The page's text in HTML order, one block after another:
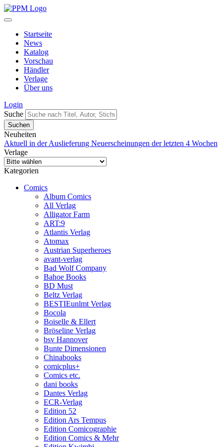
Startseite
News
Katalog
Vorschau
Händler
Verlage
Über uns
Login
Suche
Neuheiten
Aktuell in der Auslieferung Neuerscheinungen der letzten 4 Wochen
Verlage
Kategorien
Comics
Album Comics
All Verlag
Alligator Farm
ART:9
Atlantis Verlag
Atomax
Austrian Superheroes
avant-verlag
Bad Wolf Company
Bahoe Books
BD Must
Beltz Verlag
BESTIEunlmt Verlag
Bocola
Boiselle & Ellert
Bröseline Verlag
bsv Hannover
Bunte Dimensionen
Chinabooks
comicplus+
Comics etc.
dani books
Dantes Verlag
ECR-Verlag
Edition 52
Edition Ars Tempus
Edition Comicographie
Edition Comics & Mehr